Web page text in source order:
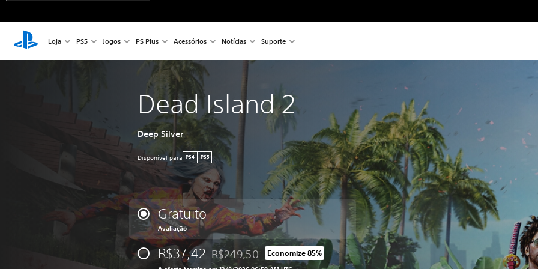
Loja PS5 Jogos PS Plus Acessórios Notícias Suporte
Dead Island 2
Deep Silver
Disponível para PS4 PS5
Gratuito
Avaliação
R$37,42 Desconto aplicado no preço original de R$249,50
R$249,50 Economize 85%